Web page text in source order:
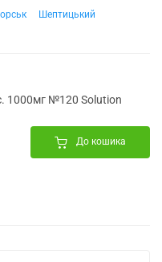
Шептицький
1000мг №120 Solution
До кошика